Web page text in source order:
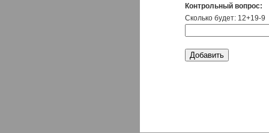
Контрольный вопрос:
Сколько будет: 12+19-9